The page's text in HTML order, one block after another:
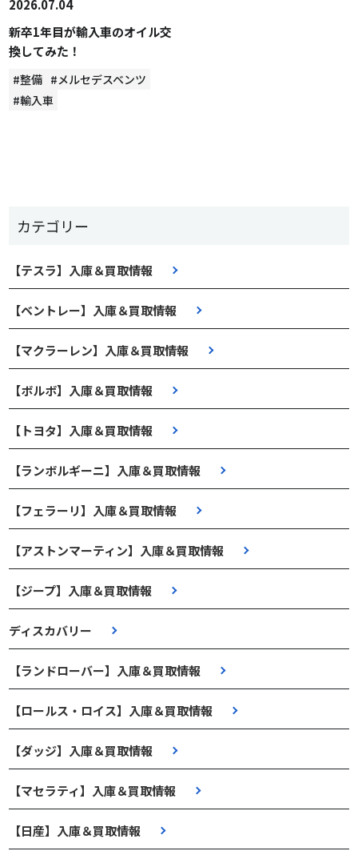
カテゴリー
【テスラ】入庫＆買取情報
【ベントレー】入庫＆買取情報
【マクラーレン】入庫＆買取情報
【ボルボ】入庫＆買取情報
【トヨタ】入庫＆買取情報
【ランボルギーニ】入庫＆買取情報
【フェラーリ】入庫＆買取情報
【アストンマーティン】入庫＆買取情報
【ジープ】入庫＆買取情報
ディスカバリー
【ランドローバー】入庫＆買取情報
【ロールス・ロイス】入庫＆買取情報
【ダッジ】入庫＆買取情報
【マセラティ】入庫＆買取情報
【日産】入庫＆買取情報
2026.07.04
新卒1年目が輸入車のオイル交
換してみた！
#整備 #メルセデスベンツ
#輸入車